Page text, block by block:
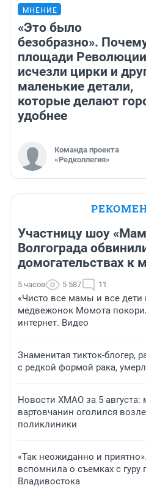
МНЕНИЕ
«Это было
безобразно».
площади Революции
исчезли цирки и
маленькие детали,
которые делают
удобнее
Команда проекта
«Редколлегия»
Участницу шоу
Волгограда
домогательствах к
5 часов 5 587 11
«Чисто все мамы и все дети
медвежонок Момота
интернет. Видео
Знаменитая тикток-блогер,
с редкой формой рака,
Новости ХМАО за 5 августа:
вартовчанин оголился
поликлиники
«Так неожиданно и
вспомнила о съемках с гуру
Владивостока